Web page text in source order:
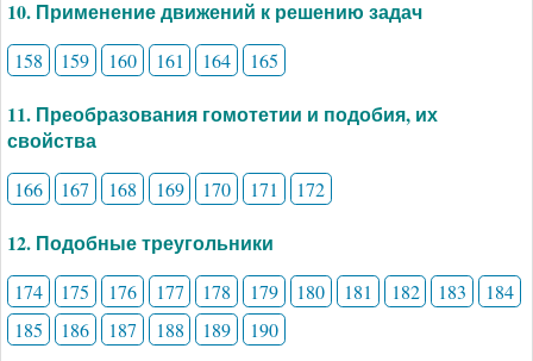
10. Применение движений к решению задач
158 159 160 161 164 165
11. Преобразования гомотетии и подобия, их
свойства
166 167 168 169 170 171 172
12. Подобные треугольники
174 175 176 177 178 179 180 181 182 183
184
185
186 187 188 189 190